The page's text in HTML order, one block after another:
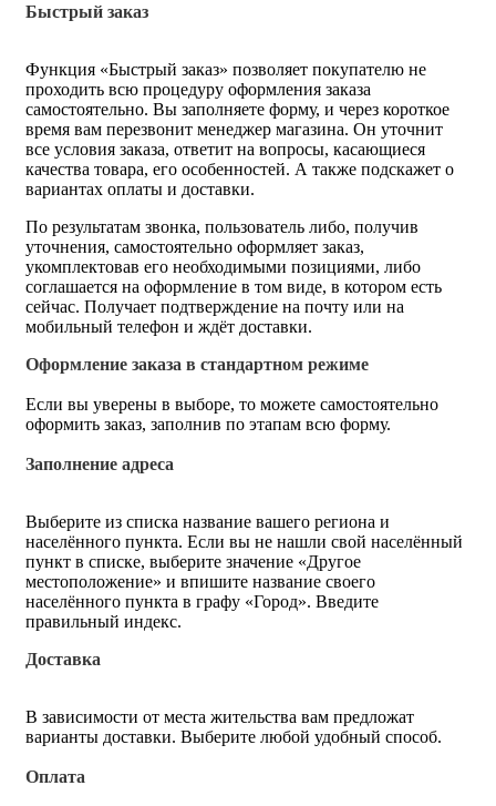
Быстрый заказ
Функция «Быстрый заказ» позволяет покупателю не
проходить всю процедуру оформления заказа
самостоятельно. Вы заполняете форму, и через короткое
время вам перезвонит менеджер магазина. Он уточнит
все условия заказа, ответит на вопросы, касающиеся
качества товара, его особенностей. А также подскажет о
вариантах оплаты и доставки.
По результатам звонка, пользователь либо, получив
уточнения, самостоятельно оформляет заказ,
укомплектовав его необходимыми позициями, либо
соглашается на оформление в том виде, в котором есть
сейчас. Получает подтверждение на почту или на
мобильный телефон и ждёт доставки.
Оформление заказа в стандартном режиме
Если вы уверены в выборе, то можете самостоятельно
оформить заказ, заполнив по этапам всю форму.
Заполнение адреса
Выберите из списка название вашего региона и
населённого пункта. Если вы не нашли свой населённый
пункт в списке, выберите значение «Другое
местоположение» и впишите название своего
населённого пункта в графу «Город». Введите
правильный индекс.
Доставка
В зависимости от места жительства вам предложат
варианты доставки. Выберите любой удобный способ.
Оплата